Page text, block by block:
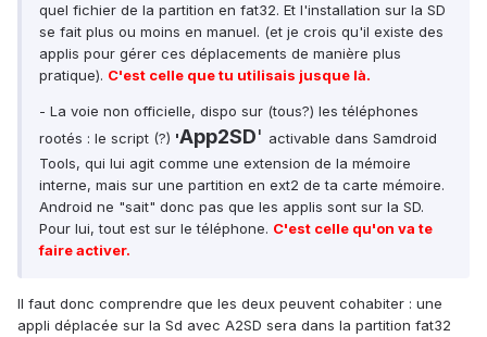
quel fichier de la partition en fat32. Et l'installation sur la SD
se fait plus ou moins en manuel. (et je crois qu'il existe des
applis pour gérer ces déplacements de manière plus
pratique). C'est celle que tu utilisais jusque là.
- La voie non officielle, dispo sur (tous?) les téléphones
rootés : le script (?) 'App2SD' activable dans Samdroid
Tools, qui lui agit comme une extension de la mémoire
interne, mais sur une partition en ext2 de ta carte mémoire.
Android ne "sait" donc pas que les applis sont sur la SD.
Pour lui, tout est sur le téléphone. C'est celle qu'on va te
faire activer.
Il faut donc comprendre que les deux peuvent cohabiter : une
appli déplacée sur la Sd avec A2SD sera dans la partition fat32